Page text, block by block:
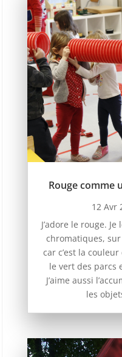
Rouge comme
12 Avr
J’adore le rouge.
chromatiques,
car c’est la
le vert des parcs
J’aime aussi
les